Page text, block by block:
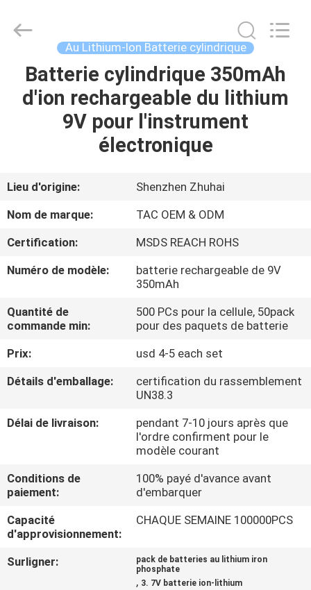
MAISON
PRODUITS
AU
DE
NOUS
VISITE
D'USINE
CONTRÔLE
DE
CONTACTEZ-
NOUS
New
Energy
Reserved.
Au Lithium-Ion Batterie cylindrique
Batterie cylindrique 350mAh
d'ion rechargeable du lithium
9V pour l'instrument
électronique
Lieu d'origine:
Shenzhen Zhuhai
Nom de marque:
TAC OEM & ODM
Certification:
MSDS REACH ROHS
Numéro de modèle:
batterie rechargeable de 9V
350mAh
Quantité de
commande min:
500 PCs pour la cellule, 50pack
pour des paquets de batterie
Prix:
usd 4-5 each set
Détails d'emballage:
certification du rassemblement
UN38.3
Délai de livraison:
pendant 7-10 jours après que
l'ordre confirment pour le
modèle courant
Conditions de
paiement:
100% payé d'avance avant
d'embarquer
Capacité
d'approvisionnement:
CHAQUE SEMAINE 100000PCS
Surligner:
pack de batteries au lithium iron
phosphate
, 3. 7V batterie ion-lithium